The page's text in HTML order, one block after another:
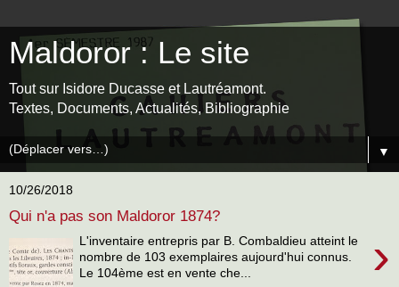
Maldoror : Le site
Tout sur Isidore Ducasse et Lautréamont.
Textes, Documents, Actualités, Bibliographie
▼
10/26/2018
Qui n'a pas son Maldoror 1874?
›
L'inventaire entrepris par B. Combaldieu atteint le
nombre de 103 exemplaires aujourd'hui connus.
Le 104ème est en vente che...